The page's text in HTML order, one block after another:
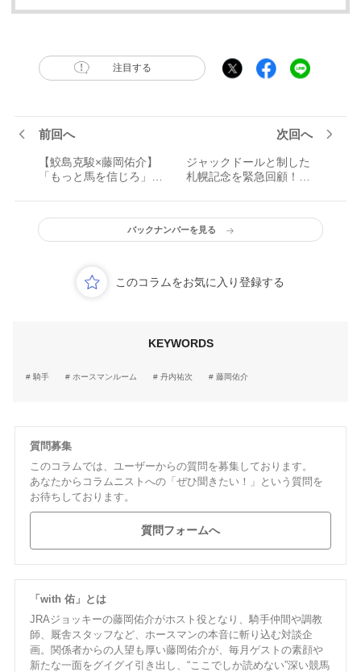
注目する
前回へ
【鮫島克駿×藤岡佑介】
「もっと馬を信じろ」先
に、目指すはGI制覇/第4
回
次回へ
ジャックドールと制した
札幌記念を緊急回顧！
キを使って…」壮絶な叩
き合いを鮮明に語る
バックナンバーを見る
このコラムをお気に入り登録する
KEYWORDS
騎手 ホースマンルーム 丹内祐次 藤岡佑介
質問募集
このコラムでは、ユーザーからの質問を募集しております。
あなたからコラムニストへの「ぜひ聞きたい！」という質問を
お待ちしております。
質問フォームへ
「with 佑」とは
JRAジョッキーの藤岡佑介がホスト役となり、騎手仲間や調教
師、厩舎スタッフなど、ホースマンの本音に斬り込む対談企
画。関係者からの人望も厚い藤岡佑介が、毎月ゲストの素顔や
新たな一面をグイグイ引き出し、“ここでしか読めない”深い競馬